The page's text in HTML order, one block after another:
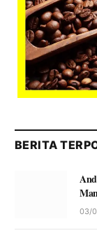
BERITA
03/